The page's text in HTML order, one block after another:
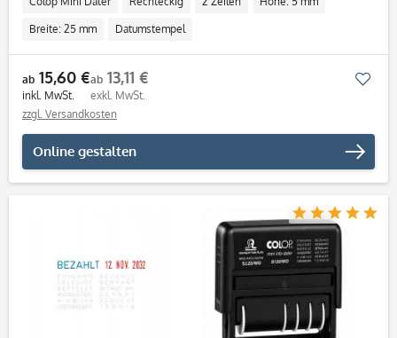
Breite: 25 mm Datumstempel
ab 15,60 €
inkl. MwSt.
ab 13,11 €
exkl. MwSt.
zzgl. Versandkosten
Online gestalten